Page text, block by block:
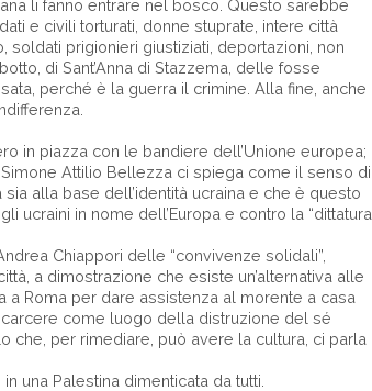
li fanno entrare nel bosco. Questo sarebbe
e civili torturati, donne stuprate, intere città
prigionieri giustiziati, deportazioni, non
di Sant’Anna di Stazzema, delle fosse
perché è la guerra il crimine. Alla fine, anche
in piazza con le bandiere dell’Unione europea;
Attilio Bellezza ci spiega come il senso di
alla base dell’identità ucraina e che è questo
ucraini in nome dell’Europa e contro la “dittatura
Chiappori delle “convivenze solidali”,
a dimostrazione che esiste un’alternativa alle
a Roma per dare assistenza al morente a casa
come luogo della distruzione del sé
per rimediare, può avere la cultura, ci parla
una Palestina dimenticata da tutti.